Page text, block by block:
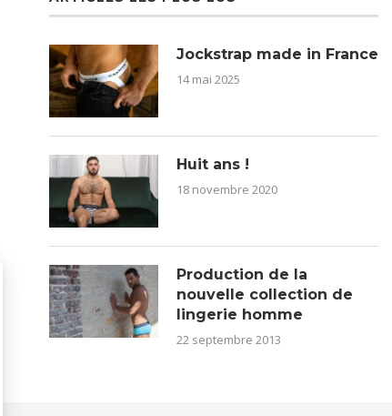
Jockstrap made in France
14 mai 2025
Huit ans !
18 novembre 2020
Production de la
nouvelle collection de
lingerie homme
22 septembre 2013